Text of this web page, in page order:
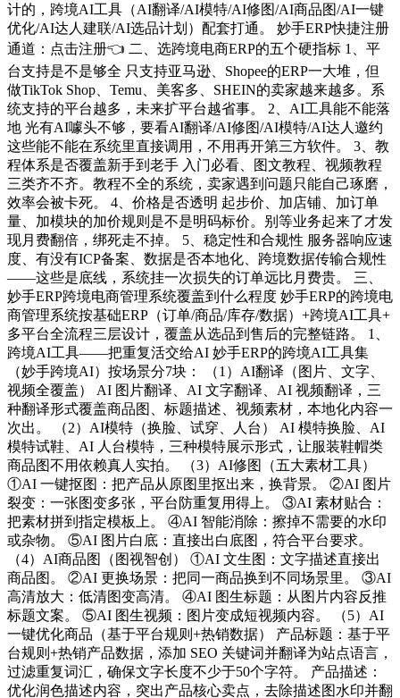
计的，跨境AI工具（AI翻译/AI模特/AI修图/AI商品图/AI一键
优化/AI达人建联/AI选品计划）配套打通。 妙手ERP快捷注册
通道：点击注册👈 二、选跨境电商ERP的五个硬指标 1、平
台支持是不是够全 只支持亚马逊、Shopee的ERP一大堆，但
做TikTok Shop、Temu、美客多、SHEIN的卖家越来越多。系
统支持的平台越多，未来扩平台越省事。 2、AI工具能不能落
地 光有AI噱头不够，要看AI翻译/AI修图/AI模特/AI达人邀约
这些能不能在系统里直接调用，不用再开第三方软件。 3、教
程体系是否覆盖新手到老手 入门必看、图文教程、视频教程
三类齐不齐。教程不全的系统，卖家遇到问题只能自己琢磨，
效率会被卡死。 4、价格是否透明 起步价、加店铺、加订单
量、加模块的加价规则是不是明码标价。别等业务起来了才发
现月费翻倍，绑死走不掉。 5、稳定性和合规性 服务器响应速
度、有没有ICP备案、数据是否本地化、跨境数据传输合规性
——这些是底线，系统挂一次损失的订单远比月费贵。 三、
妙手ERP跨境电商管理系统覆盖到什么程度 妙手ERP的跨境电
商管理系统按基础ERP（订单/商品/库存/数据）+跨境AI工具+
多平台全流程三层设计，覆盖从选品到售后的完整链路。 1、
跨境AI工具——把重复活交给AI 妙手ERP的跨境AI工具集
（妙手跨境AI）按场景分7块： （1）AI翻译（图片、文字、
视频全覆盖） AI 图片翻译、AI 文字翻译、AI 视频翻译，三
种翻译形式覆盖商品图、标题描述、视频素材，本地化内容一
次出。 （2）AI模特（换脸、试穿、人台） AI 模特换脸、AI
模特试鞋、AI 人台模特，三种模特展示形式，让服装鞋帽类
商品图不用依赖真人实拍。 （3）AI修图（五大素材工具）
①AI 一键抠图：把产品从原图里抠出来，换背景。 ②AI 图片
裂变：一张图变多张，平台防重复用得上。 ③AI 素材贴合：
把素材拼到指定模板上。 ④AI 智能消除：擦掉不需要的水印
或杂物。 ⑤AI 图片白底：直接出白底图，符合平台要求。
（4）AI商品图（图视智创） ①AI 文生图：文字描述直接出
商品图。 ②AI 更换场景：把同一商品换到不同场景里。 ③AI
高清放大：低清图变高清。 ④AI 图生标题：从图片内容反推
标题文案。 ⑤AI 图生视频：图片变成短视频内容。 （5）AI
一键优化商品（基于平台规则+热销数据） 产品标题：基于平
台规则+热销产品数据，添加 SEO 关键词并翻译为站点语言，
过滤重复词汇，确保文字长度不少于50个字符。 产品描述：
优化润色描述内容，突出产品核心卖点，去除描述图水印并翻